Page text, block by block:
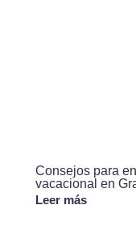
Consejos para
vacacional en
Leer más